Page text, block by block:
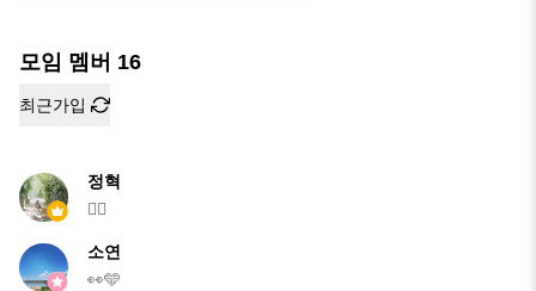
모임 멤버 16
최근가입
정혁
✍🏻
소연
👀🩵